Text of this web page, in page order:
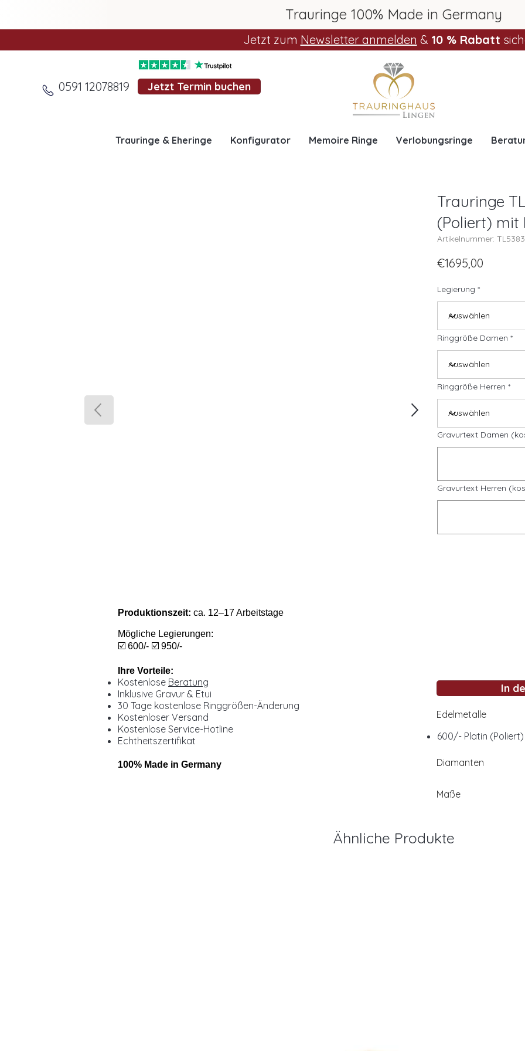
Trauringe 100% Made in Germany
Jetzt zum Newsletter anmelden & 10 % Rabatt
0591 12078819 Jetzt Termin buchen
Trauringe & Eheringe Konfigurator Memoire Ringe Verlobungsringe
Produktionszeit: ca. 12–17 Arbeitstage
Mögliche Legierungen:
☑️ 600/- ☑️ 950/-
Ihre Vorteile:
Kostenlose Beratung
Inklusive Gravur & Etui
30 Tage kostenlose Ringgrößen-Änderung
Kostenloser Versand
Kostenlose Service-Hotline
Echtheitszertifikat
100% Made in Germany
Trauringe
(Poliert) mit
Artikelnummer:
€1695,00
Legierung
Ringgröße Damen
Ringgröße Herren
Gravurtext Damen
Gravurtext Herren
In
Edelmetalle
600/- Platin (Poliert)
Diamanten
Maße
Ähnliche Produkte